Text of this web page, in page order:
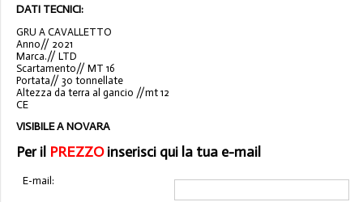
DATI TECNICI:
GRU A CAVALLETTO
Anno// 2021
Marca.// LTD
Scartamento// MT 16
Portata// 30 tonnellate
Altezza da terra al gancio //mt 12
CE
VISIBILE A NOVARA
Per il PREZZOinserisci qui la tua e-mail
E-mail: